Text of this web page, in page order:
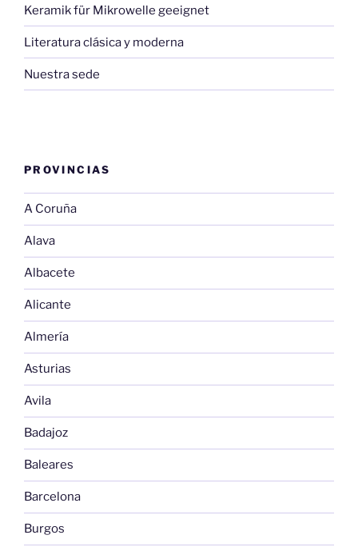
Keramik für Mikrowelle geeignet
Literatura clásica y moderna
Nuestra sede
PROVINCIAS
A Coruña
Alava
Albacete
Alicante
Almería
Asturias
Avila
Badajoz
Baleares
Barcelona
Burgos